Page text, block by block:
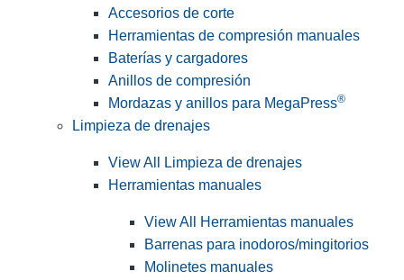
Accesorios de corte
Herramientas de compresión manuales
Baterías y cargadores
Anillos de compresión
Mordazas y anillos para MegaPress®
Limpieza de drenajes
View All Limpieza de drenajes
Herramientas manuales
View All Herramientas manuales
Barrenas para inodoros/mingitorios
Molinetes manuales